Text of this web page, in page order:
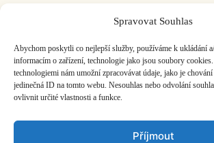
Spravovat Souhlas
Abychom poskytli co nejlepší služby, používáme k ukládání
informacím o zařízení, technologie jako jsou soubory
technologiemi nám umožní zpracovávat údaje, jako je
jedinečná ID na tomto webu. Nesouhlas nebo odvolání
ovlivnit určité vlastnosti a funkce.
Příjmout
ČASOPIS O JINÉ HUDBĚ | vydáváHudební
©2026 HISvoice – design a adminAtelier